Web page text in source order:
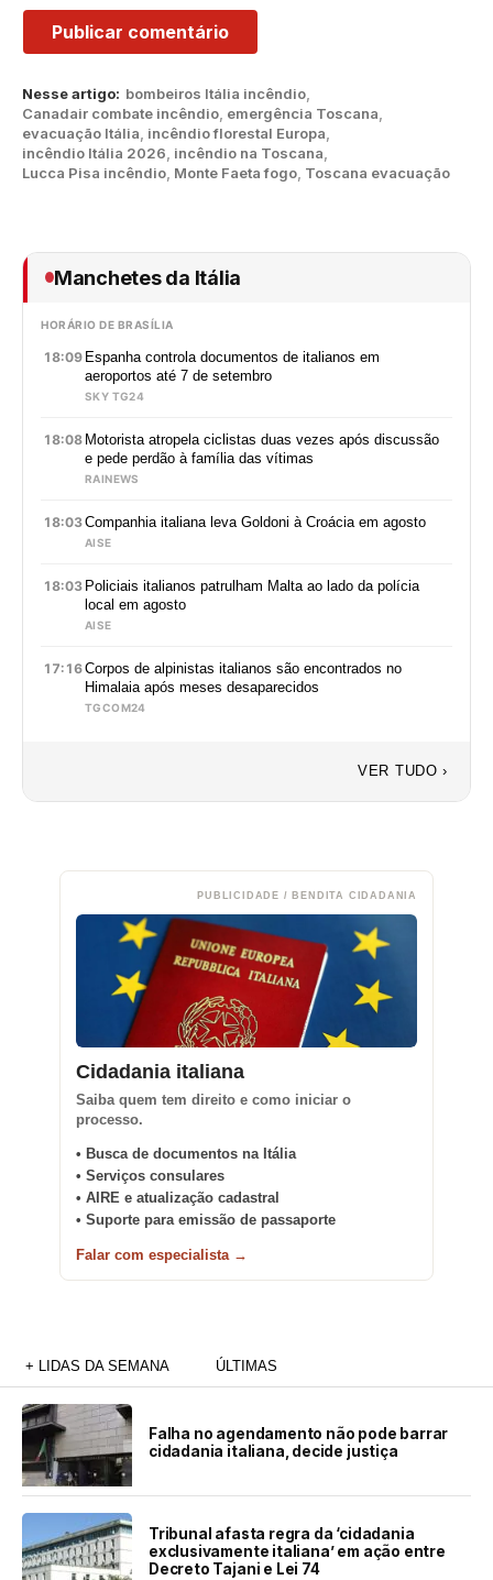
Nesse artigo: bombeiros Itália incêndio
Canadair combate incêndio emergência Toscana
evacuação Itália incêndio florestal Europa
incêndio Itália 2026 incêndio na Toscana
Lucca Pisa incêndio Monte Faeta fogo Toscana evacuação
Manchetes da Itália
HORÁRIO DE BRASÍLIA
18:09 Espanha controla documentos de italianos em
aeroportos até 7 de setembro
SKY TG24
18:08 Motorista atropela ciclistas duas vezes após discussão
e pede perdão à família das vítimas
RAINEWS
18:03Companhia italiana leva Goldoni à Croácia em agosto
AISE
18:03 Policiais italianos patrulham Malta ao lado da polícia
local em agosto
AISE
17:16Corpos de alpinistas italianos são encontrados no
Himalaia após meses desaparecidos
TGCOM24
VER TUDO ›
PUBLICIDADE / BENDITA CIDADANIA
Cidadania italiana
Saiba quem tem direito e como iniciar o
processo.
• Busca de documentos na Itália
• Serviços consulares
• AIRE e atualização cadastral
• Suporte para emissão de passaporte
Falar com especialista →
+ LIDAS DA SEMANA ÚLTIMAS
Falha no agendamento não pode barrar
cidadania italiana, decide justiça
Tribunal afasta regra da ‘cidadania
exclusivamente italiana’ em ação entre
Decreto Tajani e Lei 74